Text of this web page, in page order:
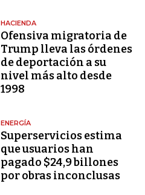
HACIENDA
Ofensiva migratoria de
Trump lleva las órdenes
de deportación a su
nivel más alto desde
1998
ENERGÍA
Superservicios estima
que usuarios han
pagado $24,9 billones
por obras inconclusas